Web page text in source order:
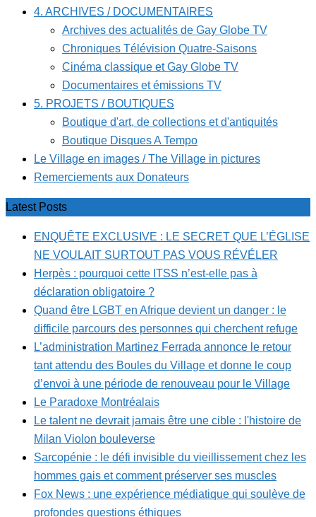
4. ARCHIVES / DOCUMENTAIRES
Archives des actualités de Gay Globe TV
Chroniques Télévision Quatre-Saisons
Cinéma classique et Gay Globe TV
Documentaires et émissions TV
5. PROJETS / BOUTIQUES
Boutique d'art, de collections et d'antiquités
Boutique Disques A Tempo
Le Village en images / The Village in pictures
Remerciements aux Donateurs
Latest Posts
ENQUÊTE EXCLUSIVE : LE SECRET QUE L’ÉGLISE
NE VOULAIT SURTOUT PAS VOUS RÉVÉLER
Herpès : pourquoi cette ITSS n’est-elle pas à
déclaration obligatoire ?
Quand être LGBT en Afrique devient un danger : le
difficile parcours des personnes qui cherchent refuge
L’administration Martinez Ferrada annonce le retour
tant attendu des Boules du Village et donne le coup
d’envoi à une période de renouveau pour le Village
Le Paradoxe Montréalais
Le talent ne devrait jamais être une cible : l'histoire de
Milan Violon bouleverse
Sarcopénie : le défi invisible du vieillissement chez les
hommes gais et comment préserver ses muscles
Fox News : une expérience médiatique qui soulève de
profondes questions éthiques